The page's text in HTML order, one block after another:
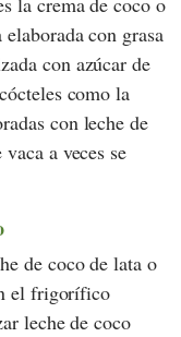
con grasa
con azúcar de
como la
con leche de
a veces se
de coco de lata o
el frigorífico
leche de coco